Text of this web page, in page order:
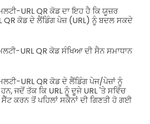
URL QR ਕੋਡ ਦਾ ਇਹ ਹੈ ਕਿ ਯੂਜ਼ਰ
ਕੋਡ ਦੇ ਲੈਂਡਿੰਗ ਪੇਜ਼ (URL) ਨੂੰ ਬਦਲ ਸਕਦੇ
URL QR ਕੋਡ ਸੰਖਿਆ ਦੀ ਸੈਨ ਸਮਾਧਾਨ
URL QR ਕੋਡ ਦੇ ਲੈਂਡਿੰਗ ਪੇਜ/ਪੇਜ਼ਾਂ ਨੂੰ
ਜਦੋਂ ਤੱਕ ਕਿ URL ਨੂੰ ਦੂਜੇ URL 'ਤੇ ਸਵਿੱਚ
ਕਰਨ ਤੋਂ ਪਹਿਲਾਂ ਸਕੈਨਾਂ ਦੀ ਗਿਣਤੀ ਹੋ ਗਈ